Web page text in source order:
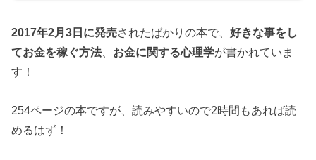
2017年2月3日に発売されたばかりの本で、好きな事をし
てお金を稼ぐ方法、 お金に関する心理学が書かれていま
す！
254ページの本ですが、読みやすいので2時間もあれば読
めるはず！